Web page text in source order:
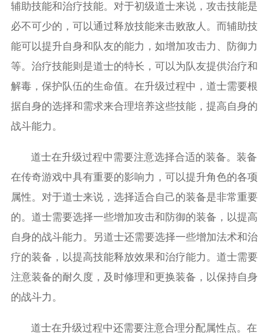
辅助技能和治疗技能。对于初级道士来说，攻击技能是
必不可少的，可以通过释放技能来击败敌人。而辅助技
能可以提升自身和队友的能力，如增加攻击力、防御力
等。治疗技能则是道士的特长，可以为队友提供治疗和
解毒，保护队伍的生命值。在升级过程中，道士需要根
据自身的选择和需求来合理培养这些技能，提高自身的
战斗能力。
道士在升级过程中需要注意选择合适的装备。装备
在传奇游戏中具有重要的影响力，可以提升角色的各项
属性。对于道士来说，选择适合自己的装备是非常重要
的。道士需要选择一些增加攻击和防御的装备，以提高
自身的战斗能力。另道士还需要选择一些增加法术和治
疗的装备，以提高技能释放效果和治疗能力。道士需要
注意装备的耐久度，及时修理和更换装备，以保持自身
的战斗力。
道士在升级过程中还需要注意合理分配属性点。在